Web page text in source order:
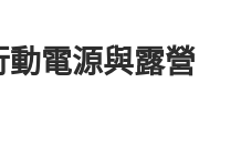
電源與露營